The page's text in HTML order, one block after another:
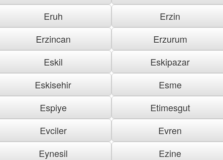
Eruh
Erzin
Erzincan
Erzurum
Eskil
Eskipazar
Eskisehir
Esme
Espiye
Etimesgut
Evciler
Evren
Eynesil
Ezine